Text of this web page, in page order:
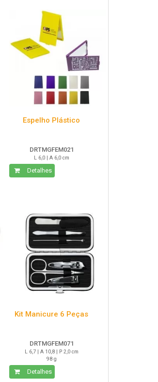
Espelho Plástico
DRTMGFEM021
L 6,0 | A 6,0 cm
Detalhes
Kit Manicure 6 Peças
DRTMGFEM071
L 6,7 | A 10,8 | P 2,0 cm
98 g
Detalhes